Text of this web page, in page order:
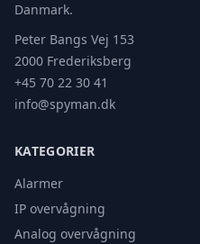
Danmark.
Peter Bangs Vej 153
2000 Frederiksberg
+45 70 22 30 41
info@spyman.dk
KATEGORIER
Alarmer
IP overvågning
Analog overvågning